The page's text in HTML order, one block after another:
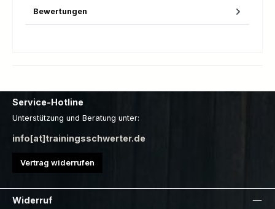
Bewertungen
Service-Hotline
Unterstützung und Beratung unter:
info[at]trainingsschwerter.de
Vertrag widerrufen
Widerruf